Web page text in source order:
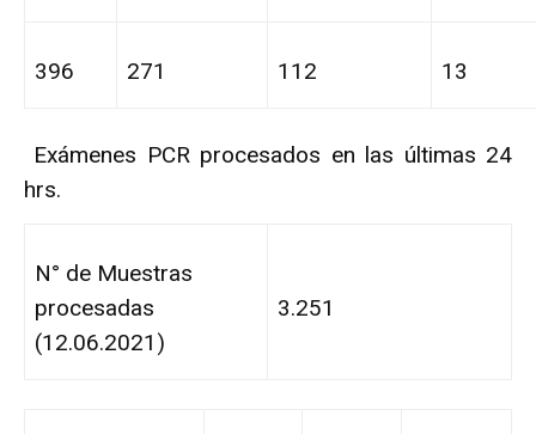
396 271 112 13
Exámenes PCR procesados en las últimas 24
hrs.
N° de Muestras
procesadas
(12.06.2021)
3.251